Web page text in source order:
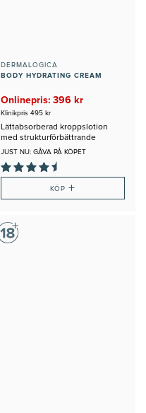
DERMALOGICA
BODY HYDRATING CREAM
Onlinepris: 396 kr
Klinikpris 495 kr
Lättabsorberad kroppslotion
med strukturförbättrande
mjölksyra
JUST NU: GÅVA PÅ KÖPET
KÖP +